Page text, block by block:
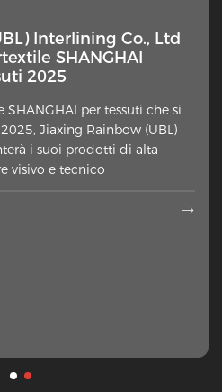
questo strato
sotto i
dei capi sta
da parte di designer,
del settore. Lo strato
lato sbagliato dei materiali

Interlining Co., Ltd
SHANGHAI
2025
per tessuti che si
Jiaxing Rainbow (UBL)
i suoi prodotti di alta
visivo e tecnico
